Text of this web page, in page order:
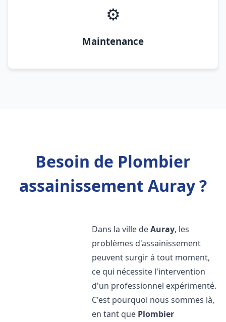
⚙️
Maintenance
Besoin de Plombier
assainissement Auray ?
Dans la ville deAuray, les
problèmes d'assainissement
peuvent surgir à tout moment,
ce qui nécessite l'intervention
d'un professionnel expérimenté.
C'est pourquoi nous sommes là,
en tant que Plombier